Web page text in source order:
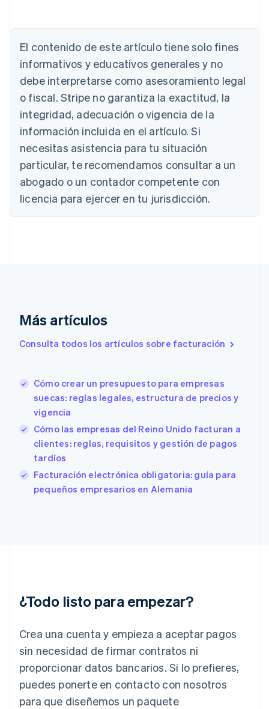
El contenido de este artículo tiene solo fines
informativos y educativos generales y no
debe interpretarse como asesoramiento legal
o fiscal. Stripe no garantiza la exactitud, la
integridad, adecuación o vigencia de la
información incluida en el artículo. Si
necesitas asistencia para tu situación
particular, te recomendamos consultar a un
abogado o un contador competente con
licencia para ejercer en tu jurisdicción.
Más artículos
Consulta todos los artículos sobre facturación
Cómo crear un presupuesto para empresas
suecas: reglas legales, estructura de precios y
vigencia
Cómo las empresas del Reino Unido facturan a
clientes: reglas, requisitos y gestión de pagos
tardíos
Facturación electrónica obligatoria: guía para
pequeños empresarios en Alemania
¿Todo listo para empezar?
Crea una cuenta y empieza a aceptar pagos
sin necesidad de firmar contratos ni
proporcionar datos bancarios. Si lo prefieres,
puedes ponerte en contacto con nosotros
para que diseñemos un paquete
DeutschEnglish
English
Austria
DeutschEnglish
Bélgica
Nederlands FrançaisDeutschEnglish
Brasil
Bulgaria
English
Canadá
EnglishFrançais
China continental
Eslovaquia
Eslovenia
EspañolEnglish
Estados Unidos
EnglishEspañol
English
Finlandia
EnglishSvenska
Francia
Gibraltar
English
Italiano English
日本語English
Letonia
English
Liechtenstein
Deutsch English